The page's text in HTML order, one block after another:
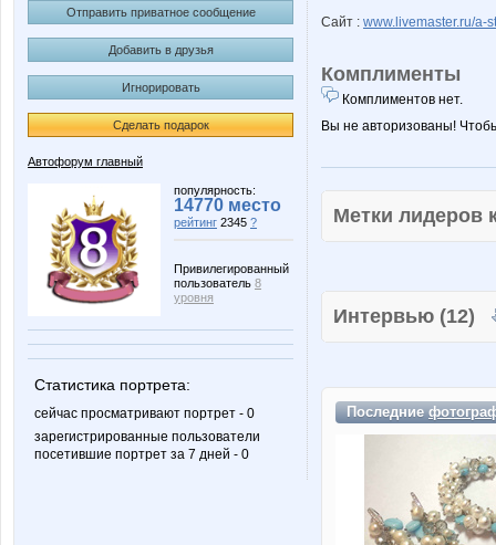
Отправить приватное сообщение
Добавить в друзья
Игнорировать
Сделать подарок
Автофорум главный
популярность:
14770 место
рейтинг 2345 ?
Привилегированный
пользователь 8
уровня
Статистика портрета:
сейчас просматривают портрет - 0
зарегистрированные пользователи
посетившие портрет за 7 дней - 0
Сайт : www.livemaster.ru/a-
Комплименты
Комплиментов нет.
Вы не авторизованы!
Метки
Интервью (12)
Последние